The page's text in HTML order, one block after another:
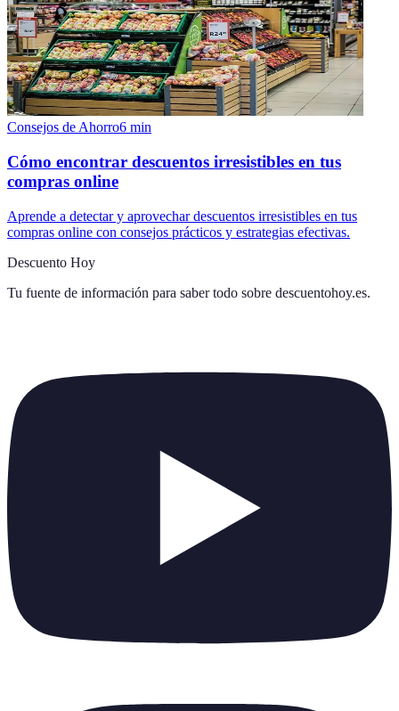
Consejos de Ahorro6 min
Cómo encontrar descuentos irresistibles en tus
compras online
Aprende a detectar y aprovechar descuentos irresistibles en tus
compras online con consejos prácticos y estrategias efectivas.
Descuento Hoy
Tu fuente de información para saber todo sobre descuentohoy.es.